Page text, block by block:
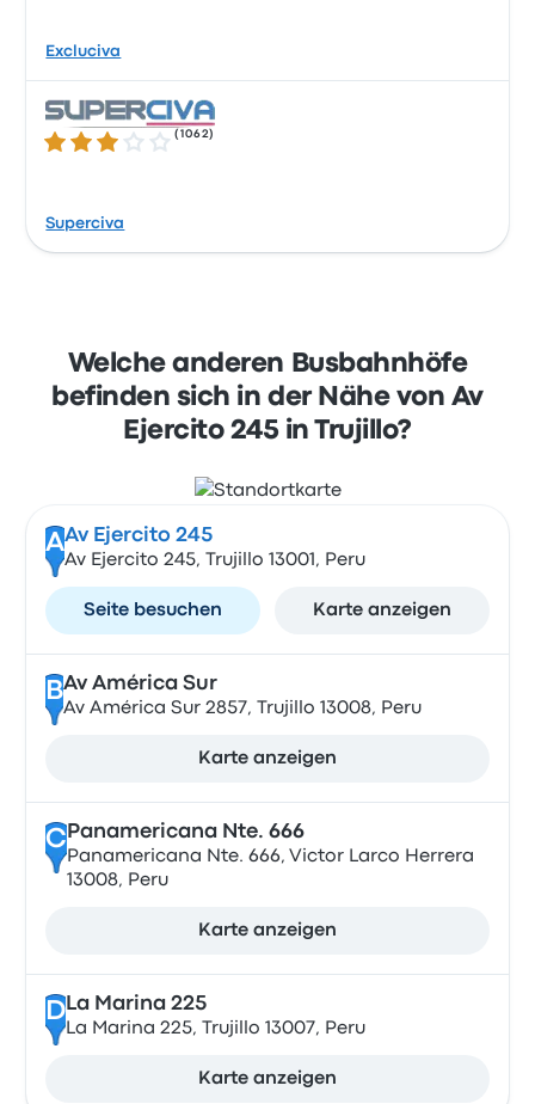
Excluciva
2.8 von 5 Sternen
(1062)
Superciva
Welche anderen Busbahnhöfe
befinden sich in der Nähe von Av
Ejercito 245 in Trujillo?
AAv Ejercito 245
Av Ejercito 245, Trujillo 13001, Peru
Seite besuchen Karte anzeigen
BAv América Sur
Av América Sur 2857, Trujillo 13008, Peru
Karte anzeigen
CPanamericana Nte. 666
Panamericana Nte. 666, Victor Larco Herrera
13008, Peru
Karte anzeigen
DLa Marina 225
La Marina 225, Trujillo 13007, Peru
Karte anzeigen